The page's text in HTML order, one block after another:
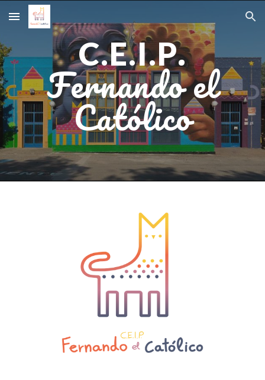
Skip to main content Skip to navigation
C.E.I.P.
Fernando el
Católico